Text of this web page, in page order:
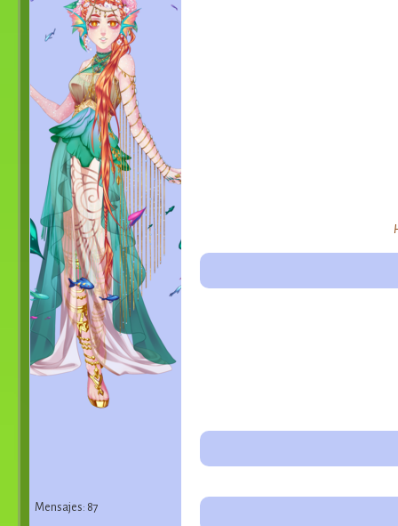
Mensajes: 87